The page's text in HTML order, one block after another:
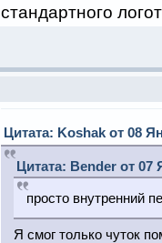
стандартного
Цитата: Koshak от 08
Цитата: Bender от 07
просто внутренний
Я смог только чуток